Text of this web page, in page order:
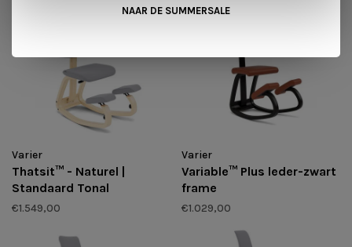
Varier
Thatsit™ - Naturel |
Standaard Tonal
€1.549,00
Varier
Variable™ Plus leder-zwart
frame
€1.029,00
NAAR DE SUMMERSALE